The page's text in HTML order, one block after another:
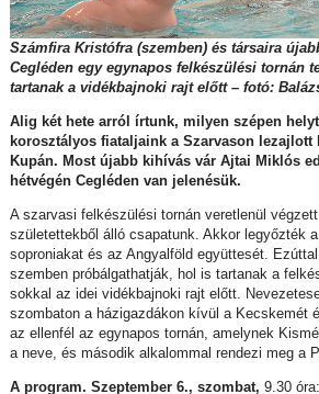
Számfira Kristófra (szemben) és társaira
Cegléden egy egynapos felkészülési tornán
tartanak a vidékbajnoki rajt előtt – fotó:
Alig két hete arról írtunk, milyen szépen
korosztályos fiataljaink a Szarvason lezajlott
Kupán. Most újabb kihívás vár Ajtai Miklós
hétvégén Cegléden van jelenésük.
A szarvasi felkészülési tornán veretlenül
születettekből álló csapatunk. Akkor legyőzték
soproniakat és az Angyalföld együttesét.
szemben próbálgathatják, hol is tartanak a
sokkal az idei vidékbajnoki rajt előtt.
szombaton a házigazdákon kívül a Kecskemét
az ellenfél az egynapos tornán, amelynek
a neve, és második alkalommal rendezi meg a
A program. Szeptember 6., szombat, 9.30